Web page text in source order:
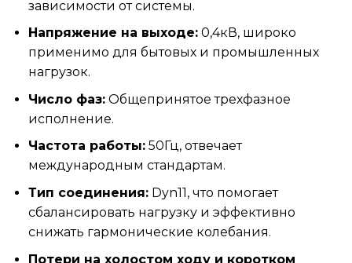
зависимости от системы.
Напряжение на выходе:0,4кВ, широко
применимо для бытовых и промышленных
нагрузок.
Число фаз:Общепринятое трехфазное
исполнение.
Частота работы:50Гц, отвечает
международным стандартам.
Тип соединения:Dyn11, что помогает
сбалансировать нагрузку и эффективно
снижать гармонические колебания.
Потери на холостом ходу и коротком